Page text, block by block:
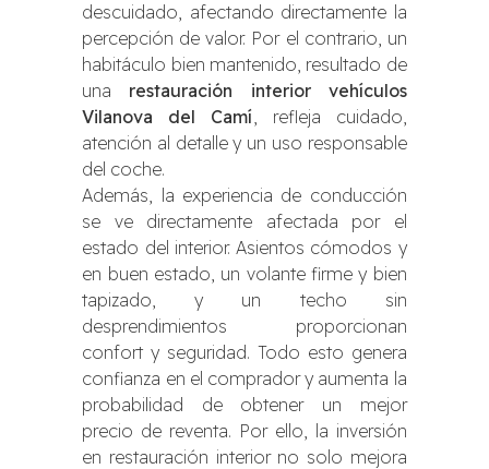
descuidado, afectando directamente la
percepción de valor. Por el contrario, un
habitáculo bien mantenido, resultado de
una restauración interior vehículos
Vilanova del Camí, refleja cuidado,
atención al detalle y un uso responsable
del coche.
Además, la experiencia de conducción
se ve directamente afectada por el
estado del interior. Asientos cómodos y
en buen estado, un volante firme y bien
tapizado, y un techo sin
desprendimientos proporcionan
confort y seguridad. Todo esto genera
confianza en el comprador y aumenta la
probabilidad de obtener un mejor
precio de reventa. Por ello, la inversión
en restauración interior no solo mejora